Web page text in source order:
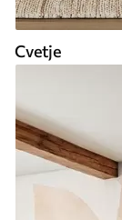
Cvetje